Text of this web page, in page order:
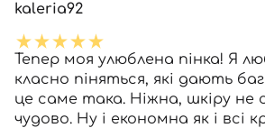
kaleria92
Тепер моя улюблена пінка! Я
класно піняться, які дають
це саме така. Ніжна, шкіру не
чудово. Ну і економна як і всі